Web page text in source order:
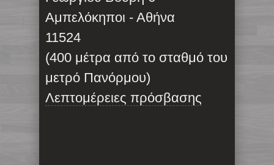
Αμπελόκηποι - Αθήνα
11524
(400 μέτρα από το σταθμό του
μετρό Πανόρμου)
Λεπτομέρειες πρόσβασης